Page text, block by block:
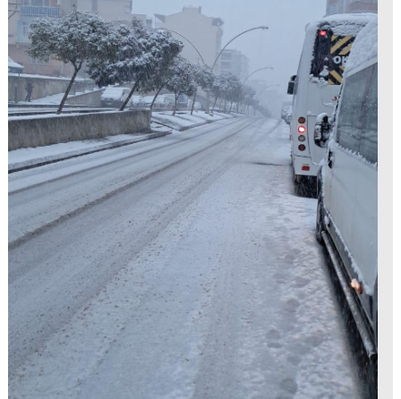
VİDEO
YAZARLAR
BİZE
ULAŞIN
Künye
İletişim
Gizlilik
Politikası